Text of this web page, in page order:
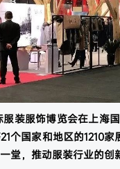
装服饰博览会在上海
个国家和地区的1210
堂，推动服装行业的创